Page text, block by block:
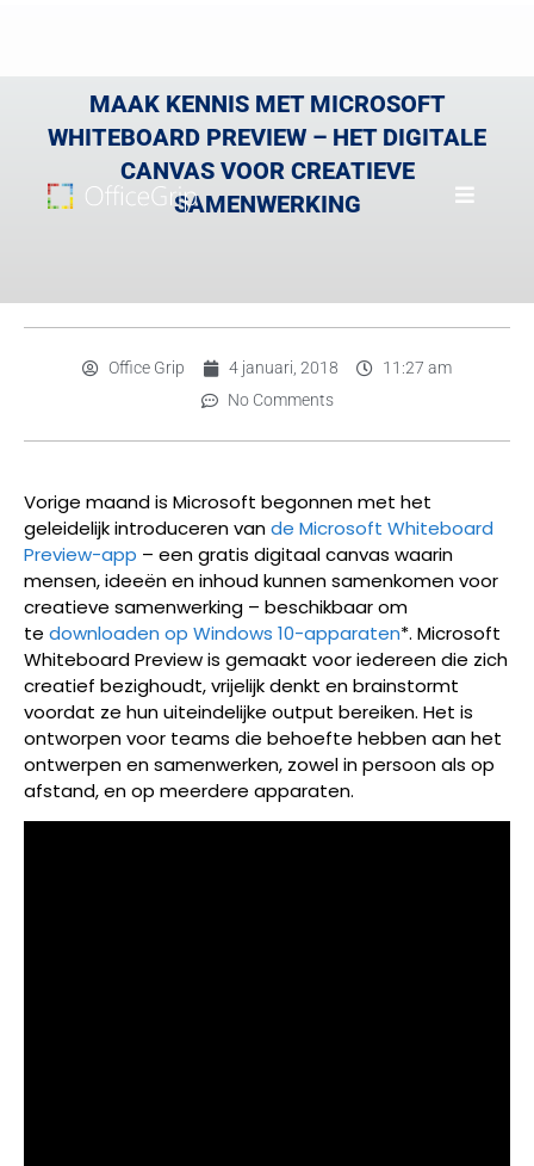
MAAK KENNIS MET MICROSOFT
WHITEBOARD PREVIEW – HET DIGITALE
CANVAS VOOR CREATIEVE
SAMENWERKING
Office Grip 4 januari, 2018
11:27 am
No Comments
Vorige maand is Microsoft begonnen met het
geleidelijk introduceren vande Microsoft Whiteboard
Preview-app – een gratis digitaal canvas waarin
mensen, ideeën en inhoud kunnen samenkomen voor
creatieve samenwerking – beschikbaar om
te downloaden op Windows 10-apparaten*. Microsoft
Whiteboard Preview is gemaakt voor iedereen die zich
creatief bezighoudt, vrijelijk denkt en brainstormt
voordat ze hun uiteindelijke output bereiken. Het is
ontworpen voor teams die behoefte hebben aan het
ontwerpen en samenwerken, zowel in persoon als op
afstand, en op meerdere apparaten.